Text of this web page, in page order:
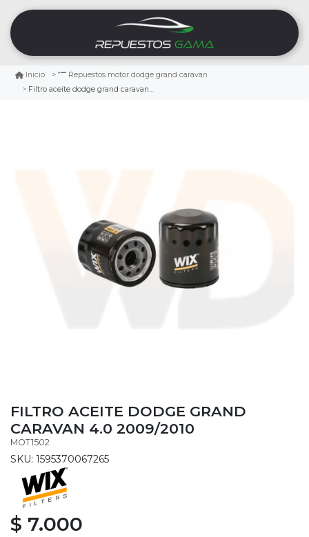
Inicio
Repuestos motor dodge grand caravan
Filtro aceite dodge grand caravan 4.0 2009/2010
FILTRO ACEITE DODGE GRAND
CARAVAN 4.0 2009/2010
MOT1502
SKU: 1595370067265
$ 7.000